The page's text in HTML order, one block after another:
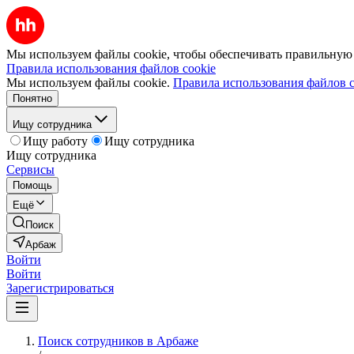
Мы используем файлы cookie, чтобы обеспечивать правильную
Правила использования файлов cookie
Мы используем файлы cookie. Правила использования файлов
Понятно
Ищу сотрудника
Ищу работу
Ищу сотрудника
Ищу сотрудника
Сервисы
Помощь
Ещё
Поиск
Арбаж
Войти
Войти
Зарегистрироваться
Поиск сотрудников в Арбаже